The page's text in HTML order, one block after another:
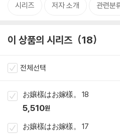
시리즈 저자 소개 관련분
이 상품의 시리즈 18
전체선택
お孃樣はお嫁樣。 18
5,510원
お孃樣はお嫁樣。 17